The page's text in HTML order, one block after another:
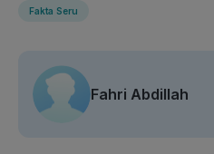
Fakta Seru
Fahri Abdillah